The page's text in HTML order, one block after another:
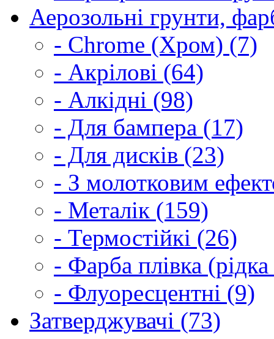
Аерозольні грунти,
- Chrome (Хром) (7)
- Акрілові (64)
- Алкідні (98)
- Для бампера (17)
- Для дисків (23)
- З молотковим
- Металік (159)
- Термостійкі (26)
- Фарба плівка
- Флуоресцентні (9)
Затверджувачі (73)